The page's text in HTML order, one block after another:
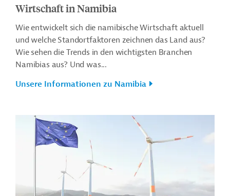
Wirtschaft in Namibia
Wie entwickelt sich die namibische Wirtschaft aktuell
und welche Standortfaktoren zeichnen das Land aus?
Wie sehen die Trends in den wichtigsten Branchen
Namibias aus? Und was...
Unsere Informationen zu Namibia